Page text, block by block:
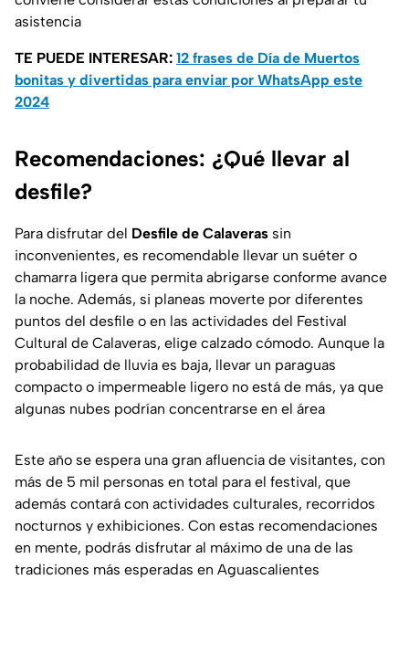
asistencia
TE PUEDE INTERESAR: 12 frases de Día de Muertos
bonitas y divertidas para enviar por WhatsApp este
2024
Recomendaciones: ¿Qué llevar al
desfile?
Para disfrutar del Desfile de Calaveras sin
inconvenientes, es recomendable llevar un suéter o
chamarra ligera que permita abrigarse conforme avance
la noche. Además, si planeas moverte por diferentes
puntos del desfile o en las actividades del Festival
Cultural de Calaveras, elige calzado cómodo. Aunque la
probabilidad de lluvia es baja, llevar un paraguas
compacto o impermeable ligero no está de más, ya que
algunas nubes podrían concentrarse en el área
Este año se espera una gran afluencia de visitantes, con
más de 5 mil personas en total para el festival, que
además contará con actividades culturales, recorridos
nocturnos y exhibiciones. Con estas recomendaciones
en mente, podrás disfrutar al máximo de una de las
tradiciones más esperadas en Aguascalientes